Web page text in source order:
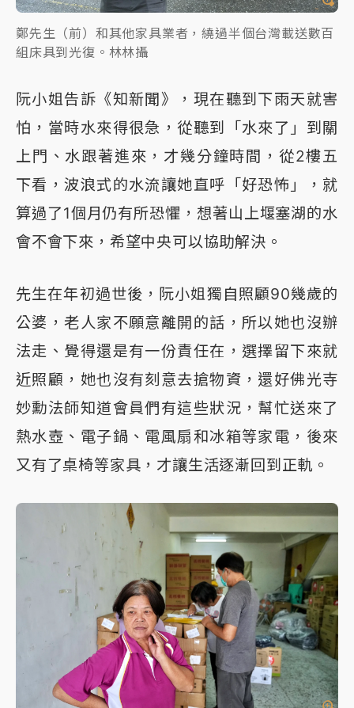
鄭先生（前）和其他家具業者，繞過半個台灣載送數百
組床具到光復。林林攝
阮小姐告訴《知新聞》，現在聽到下雨天就害
怕，當時水來得很急，從聽到「水來了」到關
上門、水跟著進來，才幾分鐘時間，從2樓五
下看，波浪式的水流讓她直呼「好恐怖」，就
算過了1個月仍有所恐懼，想著山上堰塞湖的水
會不會下來，希望中央可以協助解決。
先生在年初過世後，阮小姐獨自照顧90幾歲的
公婆，老人家不願意離開的話，所以她也沒辦
法走、覺得還是有一份責任在，選擇留下來就
近照顧，她也沒有刻意去搶物資，還好佛光寺
妙勳法師知道會員們有這些狀況，幫忙送來了
熱水壺、電子鍋、電風扇和冰箱等家電，後來
又有了桌椅等家具，才讓生活逐漸回到正軌。